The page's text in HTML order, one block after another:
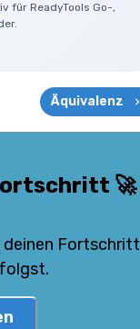
für ReadyTools Go-,
Äquivalenz
🚀
deinen Fortschritt